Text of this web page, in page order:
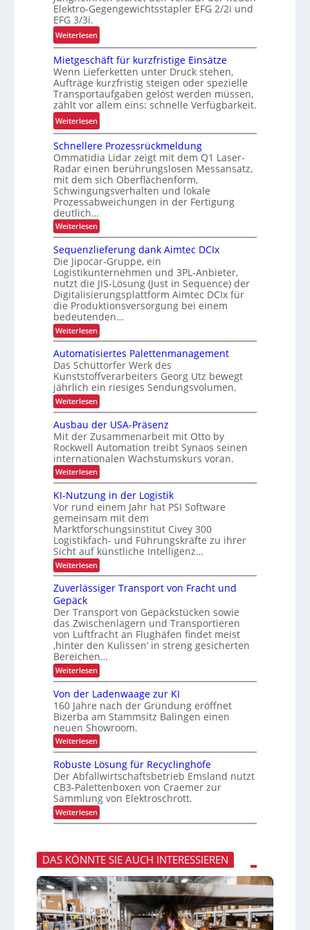
s
t
e
s
t
o
i
e
u
n
d
P
r
ä
z
i
s
i
o
n
i
m
n
n
e
r
b
e
t
i
e
b
l
i
c
h
e
n
L
a
s
t
e
n
t
r
a
s
p
o
r
t
e
i
t
s
i
c
h
e
r
h
e
i
t
d
r
c
h
L
E
D
-
P
r
o
j
e
k
t
i
o
n
Elektro-Gegengewichtsstapler EFG 2/2i und
EFG 3/3i.
Weiterlesen:
N
e
u
e
E
F
G
B
a
u
r
e
i
h
e
n
j
t
z
t
e
r
h
ä
l
t
l
i
c
h
Mietgeschäft für kurzfristige Einsätze
Wenn Lieferketten unter Druck stehen,
Aufträge kurzfristig steigen oder spezielle
Transportaufgaben gelöst werden müssen,
zählt vor allem eins: schnelle Verfügbarkeit.
Weiterlesen:
M
i
e
t
g
e
c
h
ä
f
t
f
ü
r
k
u
r
z
f
r
i
s
t
i
g
e
i
n
s
ä
t
z
e
Schnellere Prozessrückmeldung
Ommatidia Lidar zeigt mit dem Q1 Laser-
Radar einen berührungslosen Messansatz,
mit dem sich Oberflächenform,
Schwingungsverhalten und lokale
Prozessabweichungen in der Fertigung
deutlich…
Weiterlesen:
S
c
h
n
e
l
l
e
r
e
P
r
o
z
e
s
s
r
ü
c
k
m
e
l
d
u
n
g
Sequenzlieferung dank Aimtec DCIx
Die Jipocar-Gruppe, ein
Logistikunternehmen und 3PL-Anbieter,
nutzt die JIS-Lösung (Just in Sequence) der
Digitalisierungsplattform Aimtec DCIx für
die Produktionsversorgung bei einem
bedeutenden…
Weiterlesen:
S
q
u
e
n
z
l
i
e
f
e
r
u
n
g
d
a
n
k
A
i
m
t
e
D
I
x
Automatisiertes Palettenmanagement
Das Schüttorfer Werk des
Kunststoffverarbeiters Georg Utz bewegt
jährlich ein riesiges Sendungsvolumen.
Weiterlesen:
A
u
t
o
m
a
t
i
i
e
r
t
e
s
P
a
l
e
t
e
n
m
a
n
a
g
e
m
e
n
t
Ausbau der USA-Präsenz
Mit der Zusammenarbeit mit Otto by
Rockwell Automation treibt Synaos seinen
internationalen Wachstumskurs voran.
Weiterlesen:
A
s
b
a
u
d
e
r
U
S
A
r
ä
s
e
n
z
KI-Nutzung in der Logistik
Vor rund einem Jahr hat PSI Software
gemeinsam mit dem
Marktforschungsinstitut Civey 300
Logistikfach- und Führungskräfte zu ihrer
Sicht auf künstliche Intelligenz…
Weiterlesen:
K
I
-
u
t
z
u
n
g
i
n
d
e
L
o
g
i
t
k
Zuverlässiger Transport von Fracht und
Gepäck
Der Transport von Gepäckstücken sowie
das Zwischenlagern und Transportieren
von Luftfracht an Flughäfen findet meist
‚hinter den Kulissen‘ in streng gesicherten
Bereichen…
Weiterlesen:
Z
v
e
r
l
ä
s
i
g
e
r
T
r
a
p
o
t
v
n
F
Von der Ladenwaage zur KI
160 Jahre nach der Gründung eröffnet
Bizerba am Stammsitz Balingen einen
neuen Showroom.
Weiterlesen:
V
o
n
d
e
r
L
a
d
w
a
a
g
e
z
u
r
Robuste Lösung für Recyclinghöfe
Der Abfallwirtschaftsbetrieb Emsland nutzt
CB3-Palettenboxen von Craemer zur
Sammlung von Elektroschrott.
Weiterlesen:
R
u
s
t
e
L
ö
s
u
n
DAS KÖNNTE SIE AUCH INTERESSIEREN